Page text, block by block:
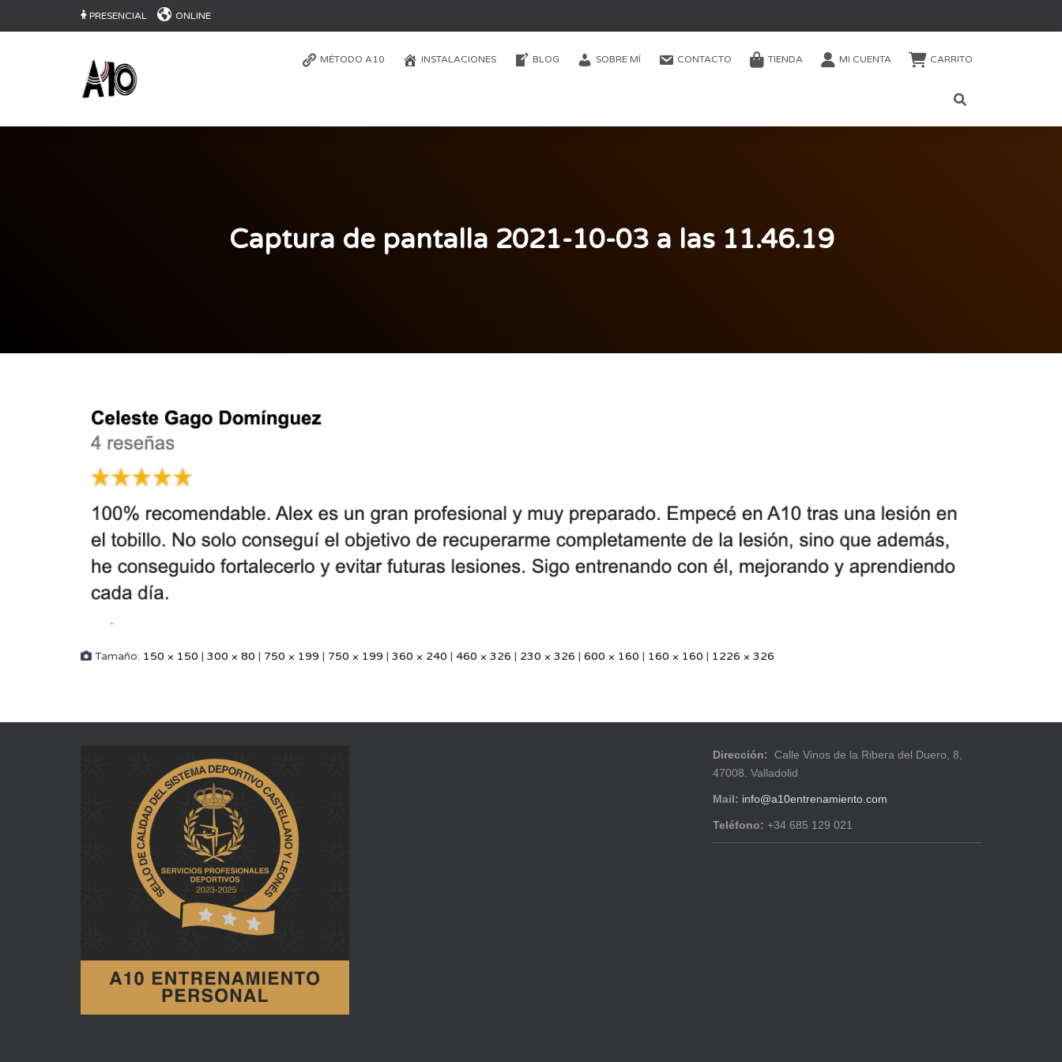
PRESENCIAL ONLINE
MÉTODO A10 INSTALACIONES BLOG SOBRE MÍ CONTACTO TIENDA MI CUENTA CARRITO
Captura de pantalla 2021-10-03 a las 11.46.19
Tamaño: 150 × 150 | 300 × 80 | 750 × 199 | 750 × 199 | 360 × 240 | 460 × 326 | 230 × 326 | 600 × 160 | 160 × 160 | 1226 × 326
Dirección: Calle Vinos de la Ribera del Duero, 8,
47008. Valladolid
Mail: info@a10entrenamiento.com
Teléfono: +34 685 129 021